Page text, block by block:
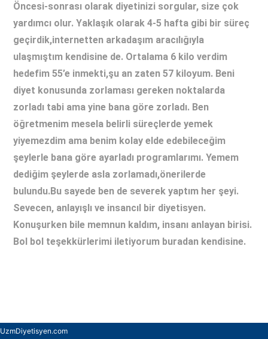
Öncesi-sonrası olarak diyetinizi sorgular, size çok
yardımcı olur. Yaklaşık olarak 4-5 hafta gibi bir süreç
geçirdik,internetten arkadaşım aracılığıyla
ulaşmıştım kendisine de. Ortalama 6 kilo verdim
hedefim 55’e inmekti,şu an zaten 57 kiloyum. Beni
diyet konusunda zorlaması gereken noktalarda
zorladı tabi ama yine bana göre zorladı. Ben
öğretmenim mesela belirli süreçlerde yemek
yiyemezdim ama benim kolay elde edebileceğim
şeylerle bana göre ayarladı programlarımı. Yemem
dediğim şeylerde asla zorlamadı,önerilerde
bulundu.Bu sayede ben de severek yaptım her şeyi.
Sevecen, anlayışlı ve insancıl bir diyetisyen.
Konuşurken bile memnun kaldım, insanı anlayan birisi.
Bol bol teşekkürlerimi iletiyorum buradan kendisine.
UzmDiyetisyen.com